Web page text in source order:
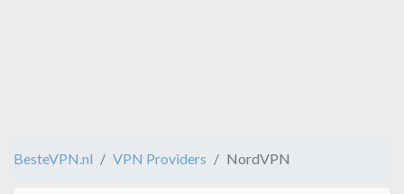
BesteVPN.nl VPN Providers NordVPN